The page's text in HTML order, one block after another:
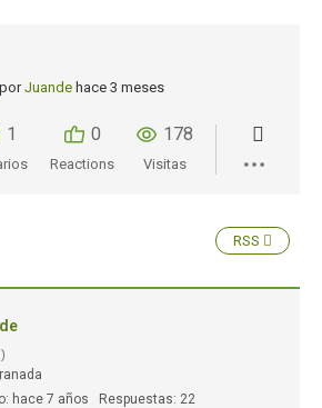
por Juande hace 3 meses
1 0
Reactions
178
Visitas
RSS
hace 7 años
Respuestas: 22